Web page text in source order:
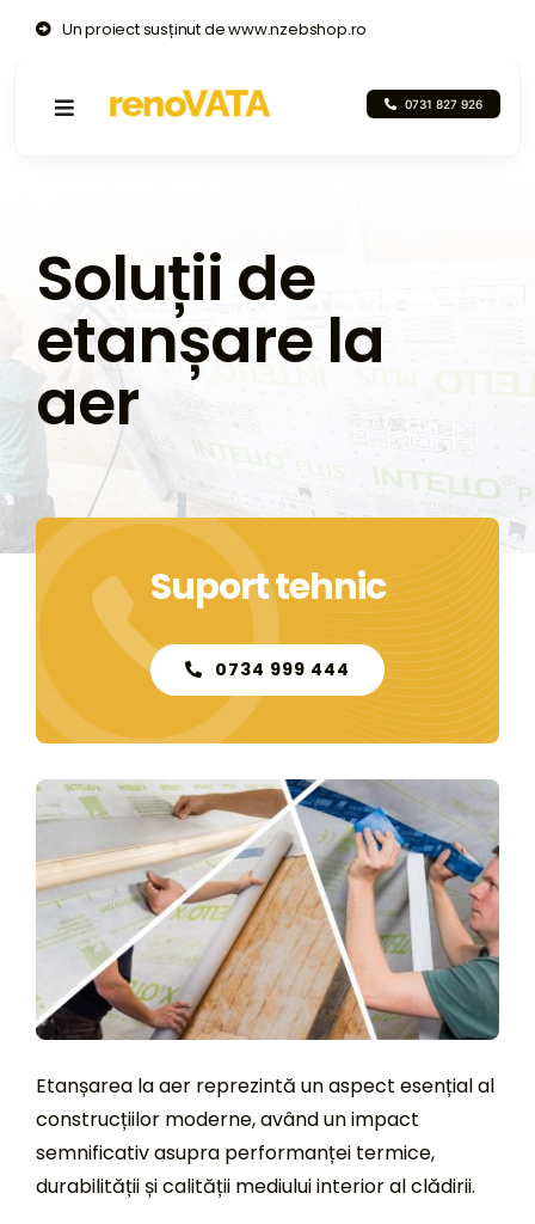
Un proiect susținut de www.nzebshop.ro
0731 827 926
Toggle
Servicii
Proiecte
Despre noi
Video
Contact
Soluții de
etanșare la
aer
Suport tehnic
0734 999 444
Etanșarea la aer reprezintă un aspect esențial al
construcțiilor moderne, având un impact
semnificativ asupra performanței termice,
durabilității și calității mediului interior al clădirii.